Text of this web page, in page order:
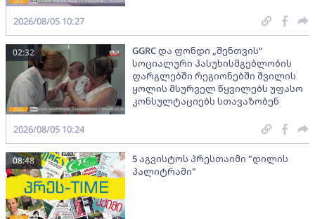
2026/08/05 10:27
GGRC და ფონდი „შენთვის“
სოციალური პასუხისმგებლობის
ფარგლებში რეგიონებში შვილის
ყოლის მსურველ წყვილებს უფასო
კონსულტაციებს სთავაზობენ
02:32
2026/08/05 10:24
5 აგვისტოს პრესთაიმი "დილის
პალიტრაში"
08:48